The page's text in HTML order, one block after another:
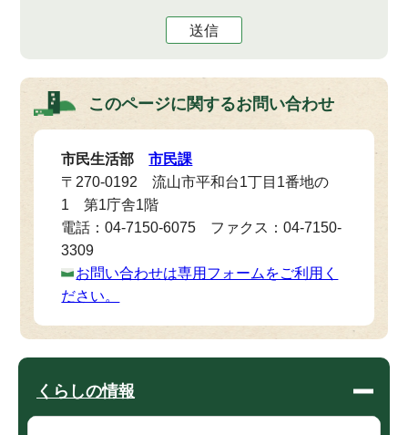
送信
このページに関するお問い合わせ
市民生活部市民課
〒270-0192 流山市平和台1丁目1番地の
1 第1庁舎1階
電話：04-7150-6075 ファクス：04-7150-
3309
お問い合わせは専用フォームをご利用く
ださい。
くらしの情報